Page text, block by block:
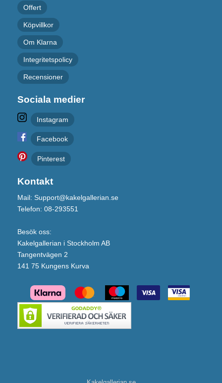
Offert
Köpvillkor
Om Klarna
Integritetspolicy
Recensioner
Sociala medier
Instagram
Facebook
Pinterest
Kontakt
Mail: Support@kakelgallerian.se
Telefon: 08-293551
Besök oss:
Kakelgallerian i Stockholm AB
Tangentvägen 2
141 75 Kungens Kurva